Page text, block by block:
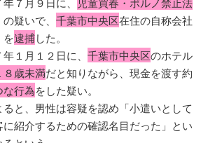
の疑いで、千葉市中央区在住の自称会社
を逮捕した。
１月１２日に、千葉市中央区のホテル
８歳未満だと知りながら、現金を渡す約
な行為をした疑い。
と、男性は容疑を認め「小遣いとして
に紹介するための確認名目だった」とい